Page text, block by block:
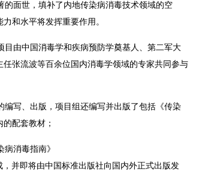
面世，填补了内地传染病消毒技术领域的空
和水平将发挥重要作用。
由中国消毒学和疾病预防学奠基人、第二军大
张流波等百余位国内消毒学领域的专家共同参与
写、出版，项目组还编写并出版了包括《传染
配套教材；
消毒指南》
，并即将由中国标准出版社向国内外正式出版发